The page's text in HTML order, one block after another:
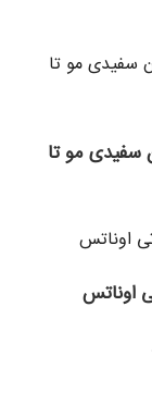
مو تا
اوناتس